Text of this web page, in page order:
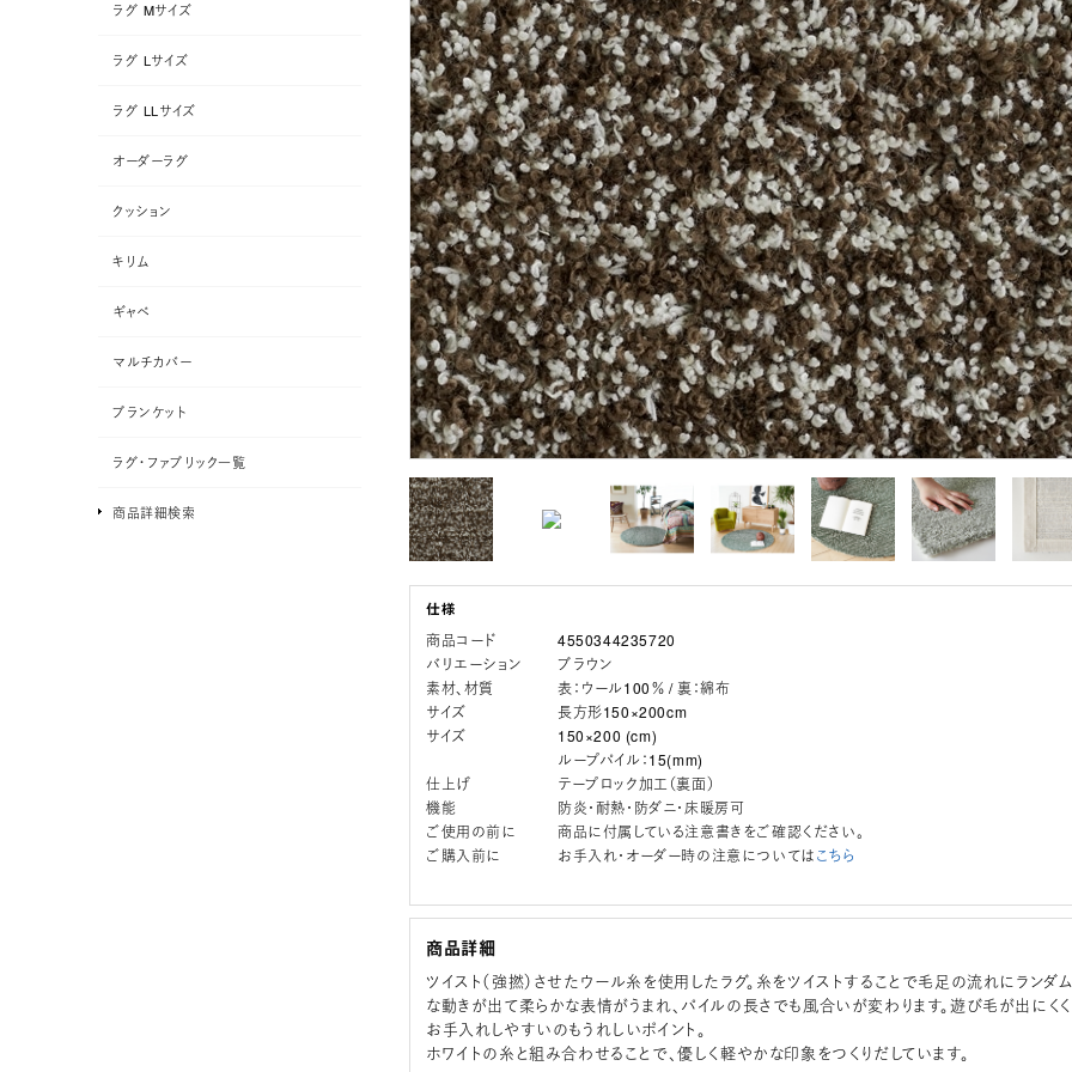
商品コード
4550344235720
バリエーション
ブラウン
素材、材質
表：ウール100％ / 裏：綿布
サイズ
長方形150×200cm
サイズ
150×200 (cm)
ループパイル：15(mm)
仕上げ
テープロック加工（裏面）
機能
防炎・耐熱・防ダニ・床暖房可
ご使用の前に
商品に付属している注意書きをご確認ください。
ご購入前に
お手入れ・オーダー時の注意についてはこちら
商品詳細
ツイスト（強撚）させたウール糸を使用したラグ。糸をツイストすることで毛足の流れにランダム
な動きが出て柔らかな表情がうまれ、パイルの長さでも風合いが変わります。遊び毛が出にくく
お手入れしやすいのもうれしいポイント。
ホワイトの糸と組み合わせることで、優しく軽やかな印象をつくりだしています。
ラグ Mサイズ
ラグ Lサイズ
ラグ LLサイズ
オーダーラグ
クッション
キリム
ギャベ
マルチカバー
ブランケット
ラグ・ファブリック一覧
商品詳細検索